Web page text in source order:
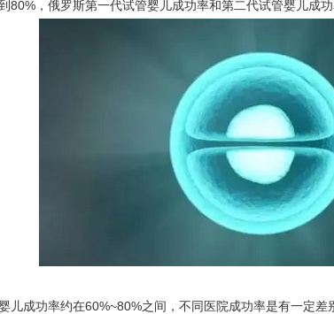
80%，俄罗斯第一代试管婴儿成功率和第二代试管婴儿成功
成功率约在60%~80%之间，不同医院成功率是有一定差